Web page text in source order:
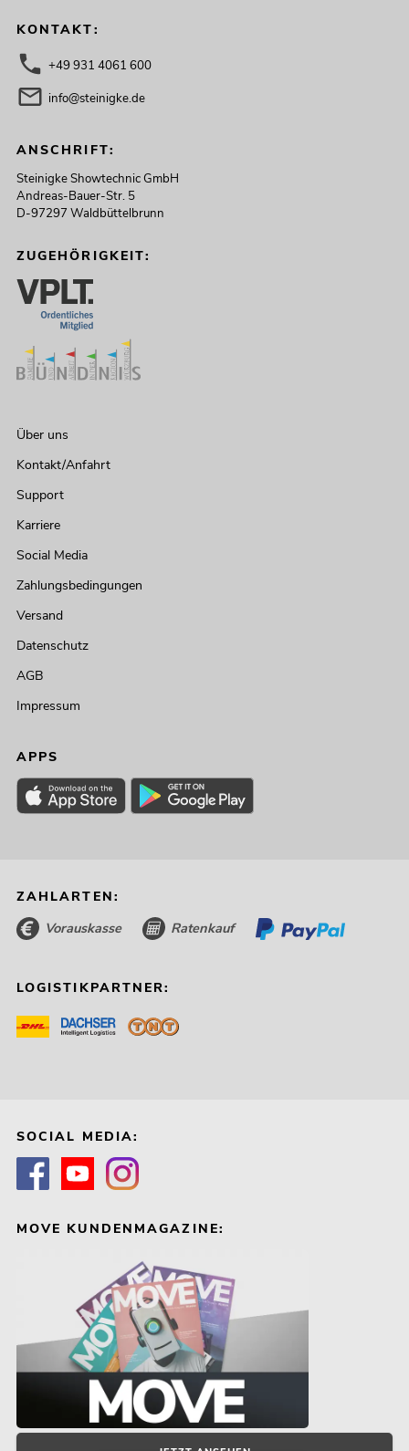
KONTAKT:
+49 931 4061 600
info@steinigke.de
ANSCHRIFT:
Steinigke Showtechnic GmbH
Andreas-Bauer-Str. 5
D-97297 Waldbüttelbrunn
ZUGEHÖRIGKEIT:
Über uns
Kontakt/Anfahrt
Support
Karriere
Social Media
Zahlungsbedingungen
Versand
Datenschutz
AGB
Impressum
APPS
ZAHLARTEN:
Vorauskasse Ratenkauf
LOGISTIKPARTNER:
SOCIAL MEDIA:
MOVE KUNDENMAGAZINE: